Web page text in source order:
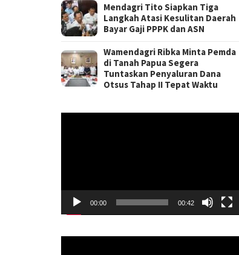
Mendagri Tito Siapkan Tiga
Langkah Atasi Kesulitan Daerah
Bayar Gaji PPPK dan ASN
Wamendagri Ribka Minta Pemda
di Tanah Papua Segera
Tuntaskan Penyaluran Dana
Otsus Tahap II Tepat Waktu
00:00 00:42